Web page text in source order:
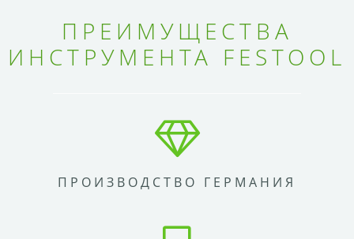
ПРЕИМУЩЕСТВА
ИНСТРУМЕНТА FESTOOL
ПРОИЗВОДСТВО ГЕРМАНИЯ